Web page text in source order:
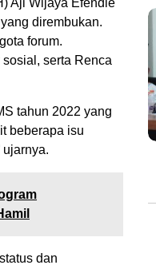
dirembukan.
forum.
serta Renca
tahun 2022 yang
beberapa isu
dan